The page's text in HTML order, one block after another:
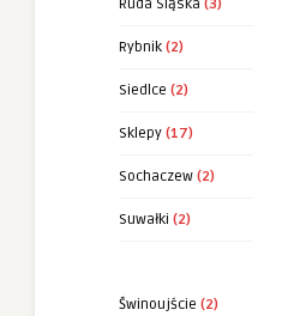
Ruda Sląska (3)
Rybnik (2)
Siedlce (2)
Sklepy (17)
Sochaczew (2)
Suwałki (2)
Świnoujście (2)